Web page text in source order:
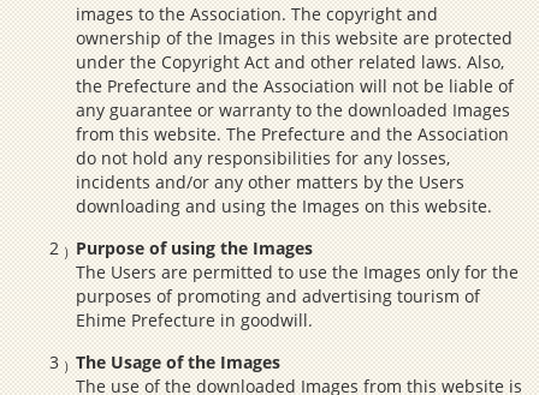
images to the Association. The copyright and
ownership of the Images in this website are protected
under the Copyright Act and other related laws. Also,
the Prefecture and the Association will not be liable of
any guarantee or warranty to the downloaded Images
from this website. The Prefecture and the Association
do not hold any responsibilities for any losses,
incidents and/or any other matters by the Users
downloading and using the Images on this website.
Purpose of using the Images
The Users are permitted to use the Images only for the
purposes of promoting and advertising tourism of
Ehime Prefecture in goodwill.
The Usage of the Images
The use of the downloaded Images from this website is